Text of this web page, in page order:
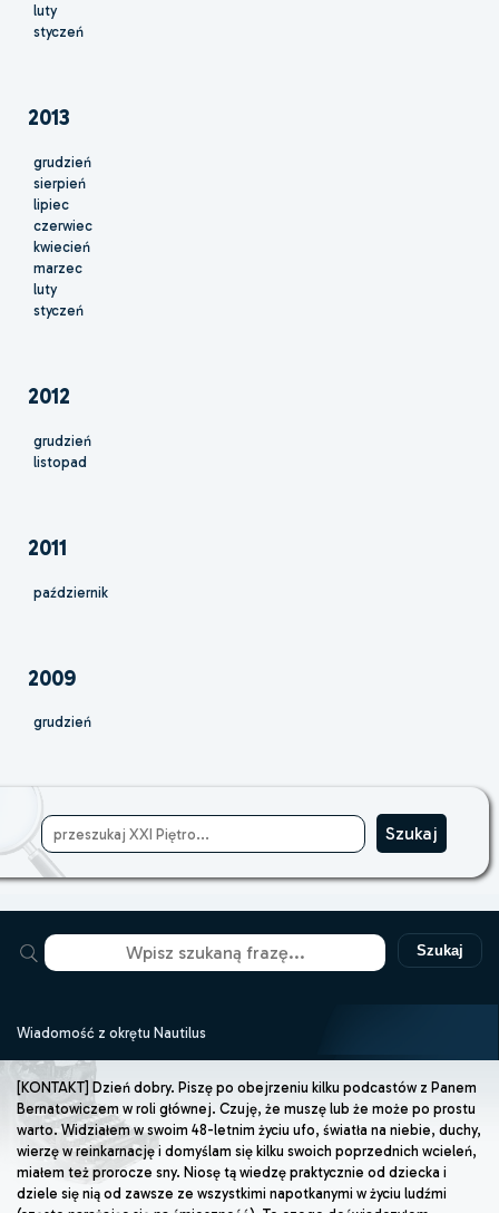
luty
styczeń
2013
grudzień
sierpień
lipiec
czerwiec
kwiecień
marzec
luty
styczeń
2012
grudzień
listopad
2011
październik
2009
grudzień
Szukaj
Wiadomość z okrętu Nautilus
[KONTAKT] Dzień dobry. Piszę po obejrzeniu kilku podcastów z Panem
Bernatowiczem w roli głównej. Czuję, że muszę lub że może po prostu
warto. Widziałem w swoim 48-letnim życiu ufo, światła na niebie, duchy,
wierzę w reinkarnację i domyślam się kilku swoich poprzednich wcieleń,
miałem też prorocze sny. Niosę tą wiedzę praktycznie od dziecka i
dziele się nią od zawsze ze wszystkimi napotkanymi w życiu ludźmi